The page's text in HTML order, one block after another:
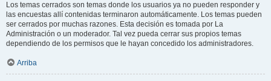
Los temas cerrados son temas donde los usuarios ya no pueden responder y
las encuestas allí contenidas terminaron automáticamente. Los temas pueden
ser cerrados por muchas razones. Esta decisión es tomada por La
Administración o un moderador. Tal vez pueda cerrar sus propios temas
dependiendo de los permisos que le hayan concedido los administradores.
Arriba